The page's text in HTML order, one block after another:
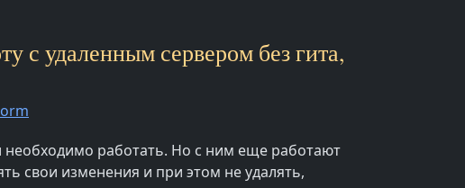
с удаленным сервером без гита,
необходимо работать. Но с ним еще работают
свои изменения и при этом не удалять,